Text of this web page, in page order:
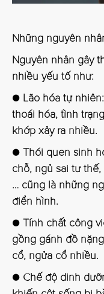
Những nguyên
Nguyên nhân gây
nhiều yếu tố như:
● Lão hóa tự nhiên:
thoái hóa, tình
khớp xảy ra nhiều.
● Thói quen sinh
chỗ, ngủ sai tư
… cũng là những
điển hình.
● Tính chất công
gồng gánh đồ
cổ, ngửa cổ nhiều.
● Chế độ dinh